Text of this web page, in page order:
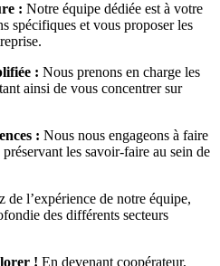
: Notre équipe dédiée est à votre
spécifiques et vous proposer les
: Nous prenons en charge les
ainsi de vous concentrer sur
: Nous nous engageons à faire
les savoir-faire au sein de
de l’expérience de notre équipe,
des différents secteurs
! En devenant coopérateur,